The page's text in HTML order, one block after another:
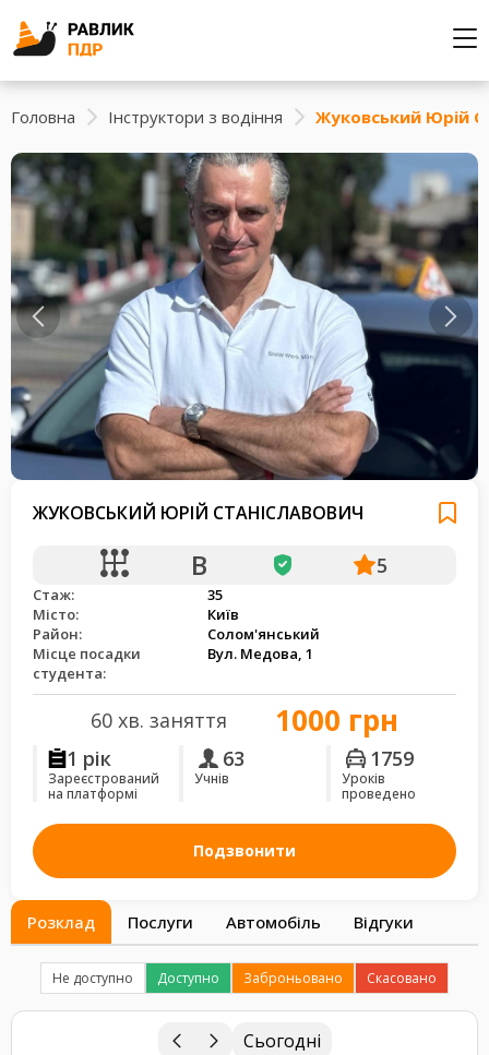
Головна Інструктори з водіння Жуковський Юрій
ЖУКОВСЬКИЙ ЮРІЙ СТАНІСЛАВОВИЧ
B 5
Стаж:
35
Місто:
Київ
Район:
Солом'янський
Місце посадки
студента:
Вул. Медова, 1
60 хв. заняття 1000 грн
1 рік
Зареєстрований
на платформі
63
Учнів
1759
Уроків
проведено
Подзвонити
Розклад Послуги Автомобіль Відгуки
Не доступно Доступно Заброньовано Скасовано
Сьогодні